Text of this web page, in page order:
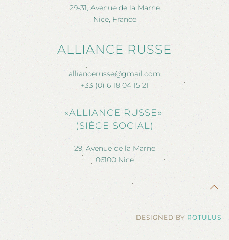
29-31, Avenue de la Marne
Nice, France
ALLIANCE RUSSE
alliancerusse@gmail.com
+33 (0) 6 18 04 15 21
«ALLIANCE RUSSE»
(SIÈGE SOCIAL)
29, Avenue de la Marne
06100 Nice
DESIGNED BY ROTULUS